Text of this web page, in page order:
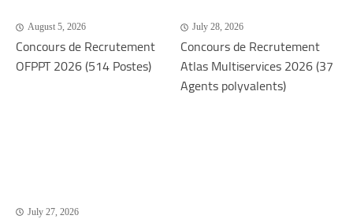
August 5, 2026
Concours de Recrutement
OFPPT 2026 (514 Postes)
July 28, 2026
Concours de Recrutement
Atlas Multiservices 2026 (37
Agents polyvalents)
July 27, 2026